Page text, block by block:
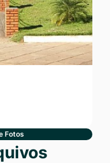
Fotos